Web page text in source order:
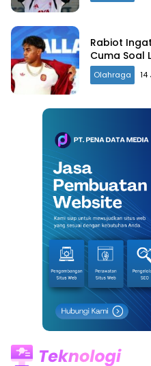
Rabiot
Cuma Soal
Olahraga 14